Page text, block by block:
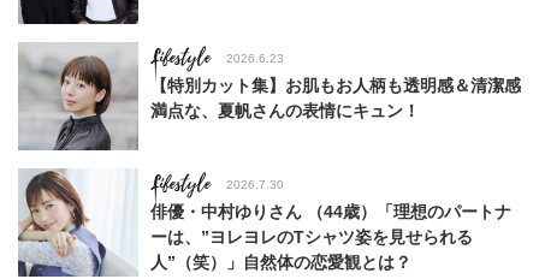
Lifestyle 2026.6.23
【特別カット集】お肌もお人柄も透明感＆清潔感
満点な、夏帆さんの表情にキュン！
Lifestyle 2026.7.30
俳優・中村ゆりさん （44歳）「理想のパートナ
ーは、”ヨレヨレのTシャツ姿を見せられる
人”（笑）」自然体の恋愛観とは？